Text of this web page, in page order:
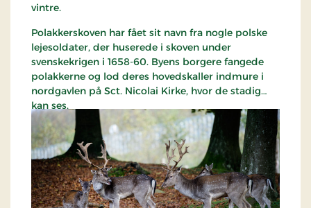
vintre.
Polakkerskoven har fået sit navn fra nogle polske
lejesoldater, der huserede i skoven under
svenskekrigen i 1658-60. Byens borgere fangede
polakkerne og lod deres hovedskaller indmure i
nordgavlen på Sct. Nicolai Kirke, hvor de stadig
kan ses.
Du kan også besøge Helligkilden, der blev besøgt
af syge mennesker Valborgs dag 1. maj og Sankt
Hans dag langt op i 1800-tallet. I 1905 blev kilden
istandsat, men er siden udtørret.